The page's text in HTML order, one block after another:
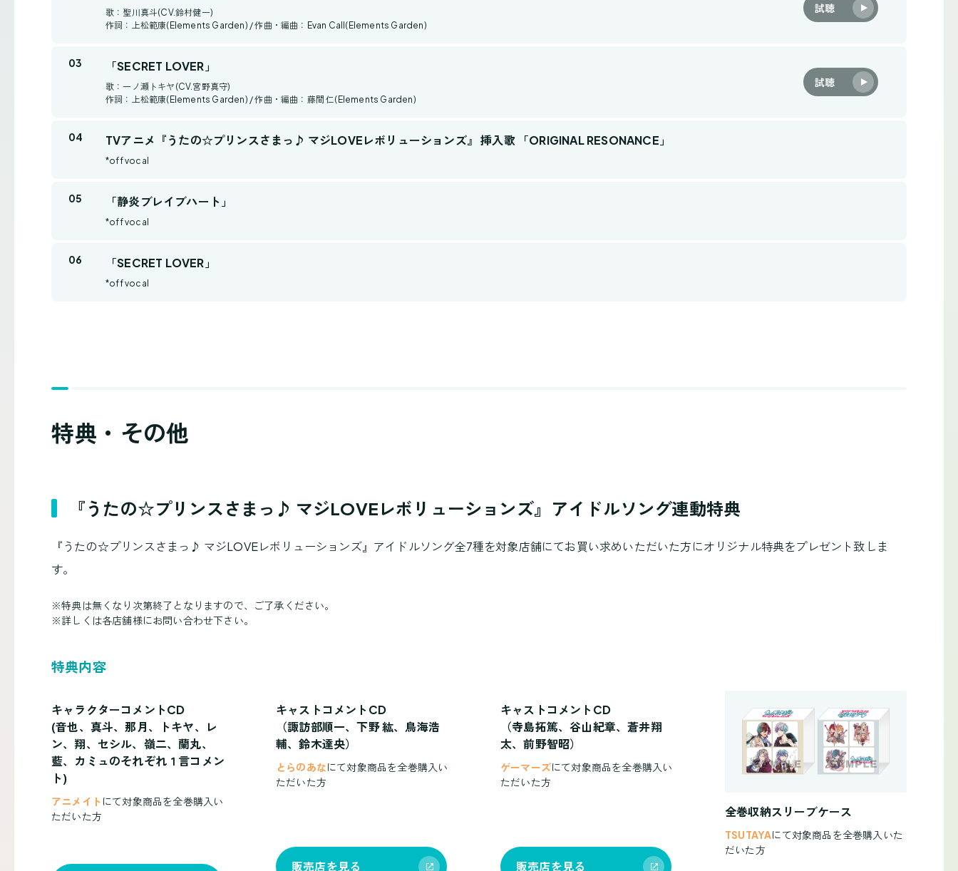
歌：聖川真斗(CV.鈴村健一)
作詞：上松範康(Elements Garden) / 作曲・編曲：Evan Call(Elements Garden)
試聴
「SECRET LOVER」
歌：一ノ瀬トキヤ(CV.宮野真守)
作詞：上松範康(Elements Garden) / 作曲・編曲：藤間 仁(Elements Garden)
試聴
TVアニメ『うたの☆プリンスさまっ♪ マジLOVEレボリューションズ』 挿入歌 「ORIGINAL RESONANCE」
*off vocal
「静炎ブレイブハート」
*off vocal
「SECRET LOVER」
*off vocal
特典・その他
『うたの☆プリンスさまっ♪ マジLOVEレボリューションズ』アイドルソング連動特典
『うたの☆プリンスさまっ♪ マジLOVEレボリューションズ』アイドルソング全7種を対象店舗にてお買い求めいただいた方にオリジナル特典をプレゼント致しま
す。
※特典は無くなり次第終了となりますので、ご了承ください。
※詳しくは各店舗様にお問い合わせ下さい。
特典内容
キャラクターコメントCD
(音也、真斗、那月、トキヤ、レ
ン、翔、セシル、嶺二、蘭丸、
藍、カミュのそれぞれ１言コメン
ト)
アニメイト にて対象商品を全巻購入い
ただいた方
キャストコメントCD
（諏訪部順一、下野 紘、鳥海浩
輔、鈴木達央）
とらのあなにて対象商品を全巻購入い
ただいた方
販売店を見る
キャストコメントCD
（寺島拓篤、谷山紀章、蒼井翔
太、前野智昭）
ゲーマーズにて対象商品を全巻購入い
ただいた方
販売店を見る
全巻収納スリーブケース
TSUTAYAにて対象商品を全巻購入いた
だいた方